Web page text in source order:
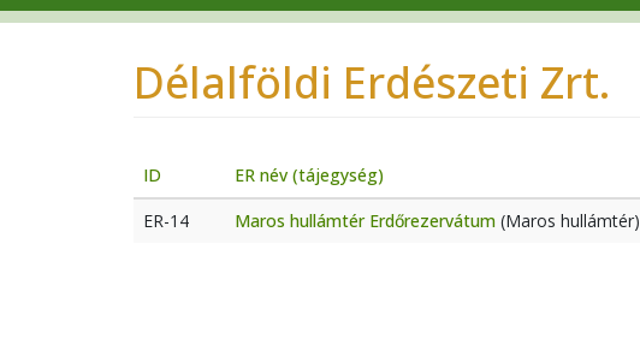
Délalföldi Erdészeti Zrt.
ID ER név (tájegység)
ER-14
Maros hullámtér Erdőrezervátum (Maros hullámtér)